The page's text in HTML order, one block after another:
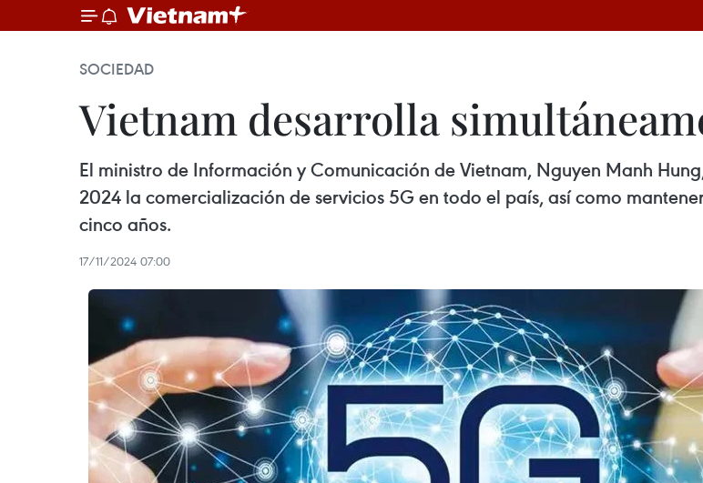
SOCIEDAD
Vietnam desarrolla
El ministro de Información y Comunicación de Vietnam, Nguyen Manh
2024 la comercialización de servicios 5G en todo el país, así como
cinco años.
17/11/2024 07:00